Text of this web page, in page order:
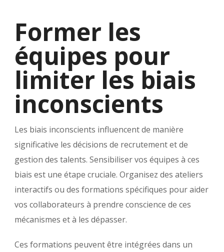
Former les
équipes pour
limiter les biais
inconscients
Les biais inconscients influencent de manière
significative les décisions de recrutement et de
gestion des talents. Sensibiliser vos équipes à ces
biais est une étape cruciale. Organisez des ateliers
interactifs ou des formations spécifiques pour aider
vos collaborateurs à prendre conscience de ces
mécanismes et à les dépasser.
Ces formations peuvent être intégrées dans un